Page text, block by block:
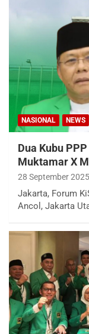
NASIONAL NEWS
Dua Kubu
Muktamar X
28 September 2025
Jakarta, Forum
Ancol, Jakarta